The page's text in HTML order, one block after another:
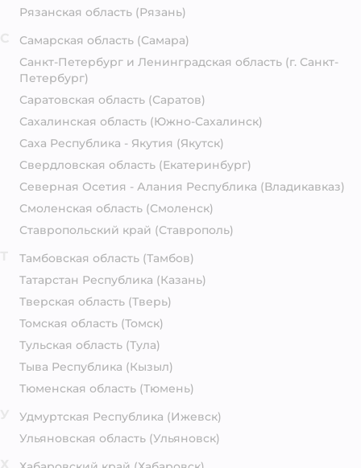
Рязанская область (Рязань)
Самарская область (Самара)
Санкт-Петербург и Ленинградская область (г. Санкт-
Петербург)
Саратовская область (Саратов)
Сахалинская область (Южно-Сахалинск)
Саха Республика - Якутия (Якутск)
Свердловская область (Екатеринбург)
Северная Осетия - Алания Республика (Владикавказ)
Смоленская область (Смоленск)
Ставропольский край (Ставрополь)
Тамбовская область (Тамбов)
Татарстан Республика (Казань)
Тверская область (Тверь)
Томская область (Томск)
Тульская область (Тула)
Тыва Республика (Кызыл)
Тюменская область (Тюмень)
Удмуртская Республика (Ижевск)
Ульяновская область (Ульяновск)